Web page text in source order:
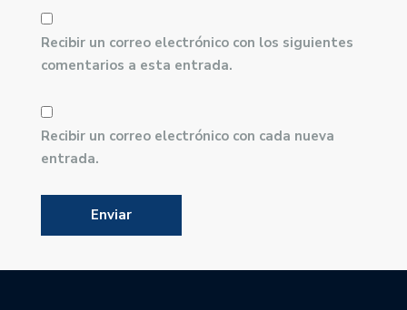
Recibir un correo electrónico con los siguientes
comentarios a esta entrada.
Recibir un correo electrónico con cada nueva
entrada.